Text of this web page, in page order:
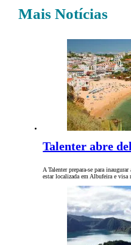
Mais Notícias
Talenter abre
A Talenter prepara-se para
estar localizada em Albufeira e visa